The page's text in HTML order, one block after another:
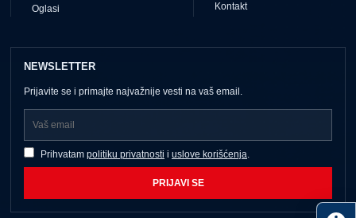
Oglasi
Kontakt
NEWSLETTER
Prijavite se i primajte najvažnije vesti na vaš email.
Prihvatam politiku privatnosti i uslove korišćenja.
PRIJAVI SE